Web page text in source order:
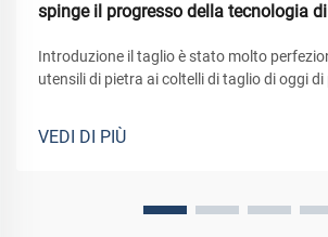
spinge il progresso della tecnologia
Introduzione il taglio è stato molto
utensili di pietra ai coltelli di taglio di oggi di
di industrie, che si tratti del settore
della metallurgia.
VEDI DI PIÙ